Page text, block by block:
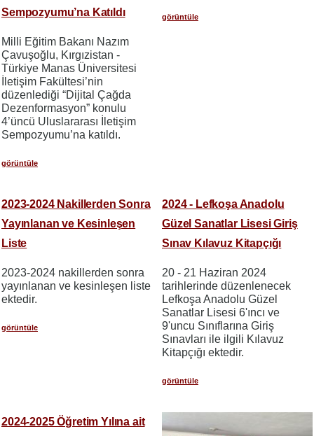
Sempozyumu’na Katıldı
Milli Eğitim Bakanı Nazım
Çavuşoğlu, Kırgızistan -
Türkiye Manas Üniversitesi
İletişim Fakültesi’nin
düzenlediği “Dijital Çağda
Dezenformasyon” konulu
4’üncü Uluslararası İletişim
Sempozyumu’na katıldı.
görüntüle
görüntüle
2023-2024 Nakillerden Sonra
Yayınlanan ve Kesinleşen
Liste
2023-2024 nakillerden sonra
yayınlanan ve kesinleşen liste
ektedir.
görüntüle
2024 - Lefkoşa Anadolu
Güzel Sanatlar Lisesi Giriş
Sınav Kılavuz Kitapçığı
20 - 21 Haziran 2024
tarihlerinde düzenlenecek
Lefkoşa Anadolu Güzel
Sanatlar Lisesi 6'ıncı ve
9'uncu Sınıflarına Giriş
Sınavları ile ilgili Kılavuz
Kitapçığı ektedir.
görüntüle
2024-2025 Öğretim Yılına ait